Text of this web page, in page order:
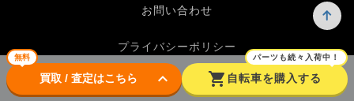
無料
買取 / 査定はこちら keyboard_arrow_down shopping_cart
パーツも続々入荷中！
自転車を購入する
お問い合わせ
プライバシーポリシー